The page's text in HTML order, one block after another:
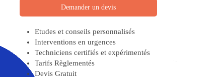
Demander un devis
Etudes et conseils personnalisés
Interventions en urgences
Techniciens certifiés et expérimentés
Tarifs Règlementés
Devis Gratuit